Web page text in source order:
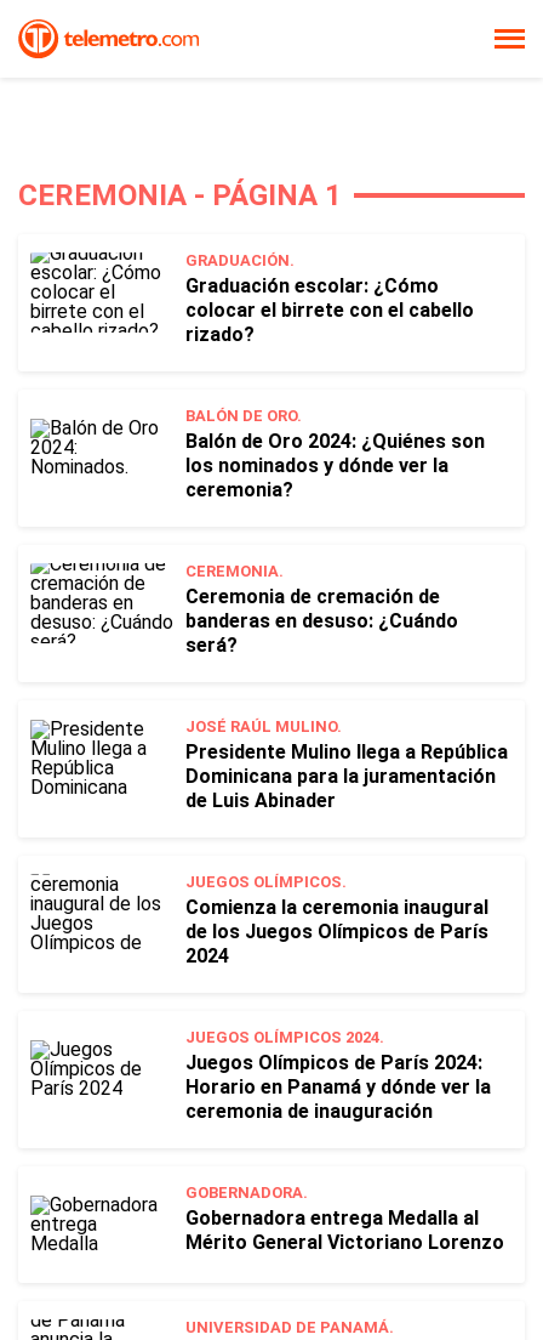
CEREMONIA - PÁGINA 1
GRADUACIÓN.
Graduación escolar: ¿Cómo
colocar el birrete con el cabello
rizado?
BALÓN DE ORO.
Balón de Oro 2024: ¿Quiénes son
los nominados y dónde ver la
ceremonia?
CEREMONIA.
Ceremonia de cremación de
banderas en desuso: ¿Cuándo
será?
JOSÉ RAÚL MULINO.
Presidente Mulino llega a República
Dominicana para la juramentación
de Luis Abinader
JUEGOS OLÍMPICOS.
Comienza la ceremonia inaugural
de los Juegos Olímpicos de París
2024
JUEGOS OLÍMPICOS 2024.
Juegos Olímpicos de París 2024:
Horario en Panamá y dónde ver la
ceremonia de inauguración
GOBERNADORA.
Gobernadora entrega Medalla al
Mérito General Victoriano Lorenzo
UNIVERSIDAD DE PANAMÁ.